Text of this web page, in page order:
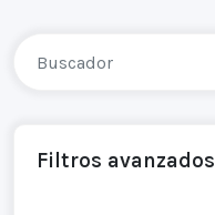
Filtros avanzados